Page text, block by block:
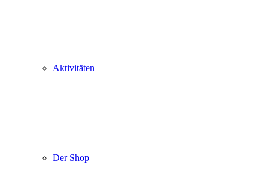
Aktivitäten
Der Shop